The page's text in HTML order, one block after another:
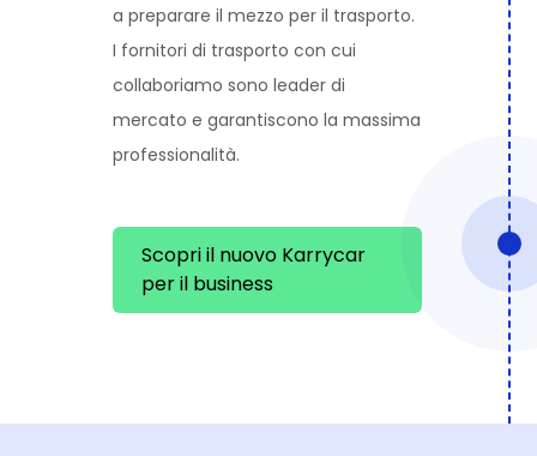
a preparare il mezzo per il trasporto.
I fornitori di trasporto con cui
collaboriamo sono leader di
mercato e garantiscono la massima
professionalità.
Scopri il nuovo Karrycar
per il business